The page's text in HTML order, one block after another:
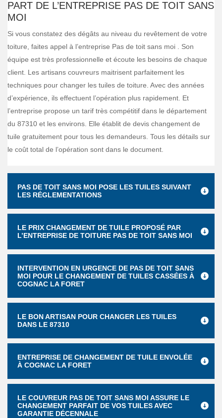
PART DE L’ENTREPRISE PAS DE TOIT SANS
MOI
Si vous constatez des dégâts au niveau du revêtement de votre
toiture, faites appel à l’entreprise Pas de toit sans moi . Son
équipe est très professionnelle et écoute les besoins de chaque
client. Les artisans couvreurs maitrisent parfaitement les
techniques pour changer les tuiles de toiture. Avec des années
d’expérience, ils effectuent l’opération plus rapidement. Et
l’entreprise propose un tarif très compétitif dans le département
du 87310 et les environs. Elle établit de devis changement de
tuile gratuitement pour tous les demandeurs. Tous les détails sur
le coût total de l’opération sont dans le document.
PAS DE TOIT SANS MOI POSE LES TUILES SUIVANT
LES RÉGLEMENTATIONS
LE PRIX CHANGEMENT DE TUILE PROPOSÉ PAR
L’ENTREPRISE DE TOITURE PAS DE TOIT SANS MOI
INTERVENTION EN URGENCE DE PAS DE TOIT SANS
MOI POUR LE CHANGEMENT DE TUILES CASSÉES À
COGNAC LA FORET
LE BON ARTISAN POUR CHANGER LES TUILES
DANS LE 87310
ENTREPRISE DE CHANGEMENT DE TUILE ENVOLÉE
À COGNAC LA FORET
LE COUVREUR PAS DE TOIT SANS MOI ASSURE LE
CHANGEMENT PARFAIT DE VOS TUILES AVEC
GARANTIE DÉCENNALE